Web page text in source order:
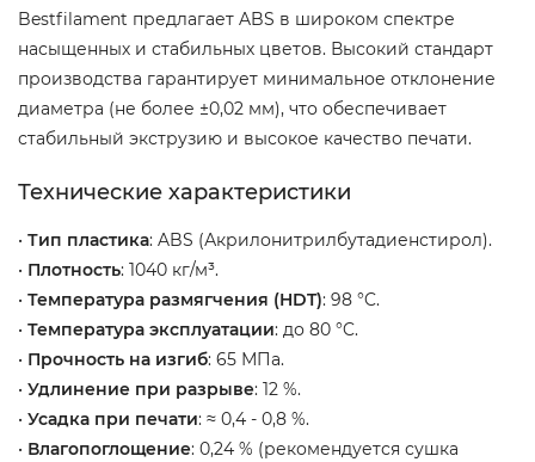
Bestfilament предлагает ABS в широком спектре
насыщенных и стабильных цветов. Высокий стандарт
производства гарантирует минимальное отклонение
диаметра (не более ±0,02 мм), что обеспечивает
стабильный экструзию и высокое качество печати.
Технические характеристики
• Тип пластика: ABS (Акрилонитрилбутадиенстирол).
• Плотность: 1040 кг/м³.
• Температура размягчения (HDT): 98 °C.
• Температура эксплуатации: до 80 °C.
• Прочность на изгиб: 65 МПа.
• Удлинение при разрыве: 12 %.
• Усадка при печати: ≈ 0,4 - 0,8 %.
• Влагопоглощение: 0,24 % (рекомендуется сушка